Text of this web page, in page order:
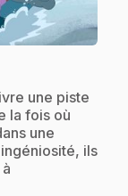
une piste
la fois où
une
ils